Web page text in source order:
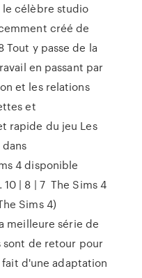
célèbre studio
créé de
Tout y passe de la
en passant par
et les relations
et
rapide du jeu Les
dans
4 disponible
| 8 | 7 The Sims 4
Sims 4)
meilleure série de
sont de retour pour
fait d'une adaptation